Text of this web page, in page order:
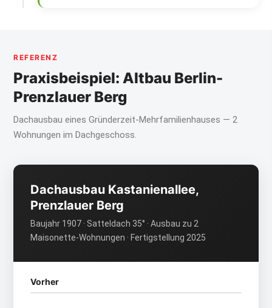
REFERENZ
Praxisbeispiel: Altbau Berlin-
Prenzlauer Berg
Dachausbau eines Gründerzeit-Mehrfamilienhauses — 2
Wohnungen im Dachgeschoss.
Dachausbau Kastanienallee,
Prenzlauer Berg
Baujahr 1907 · Satteldach 35° · Ausbau zu 2
Maisonette-Wohnungen · Fertigstellung 2025
Vorher